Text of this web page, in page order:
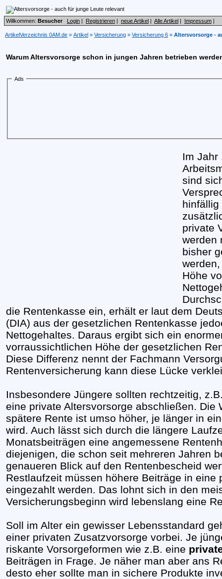
Willkommen: Besucher Login | Registrieren | neue Artikel | Alle Artikel | Impressum |
ArtikelVerzeichnis 0AM.de » Artikel » Versicherung » Versicherung 6 » Altersvorsorge -
Warum Altersvorsorge schon in jungen Jahren betrieben
Ads
Im Jahr
sind
hinfällig
private
werden
bisher
Höhe
die Rentenkasse ein, erhält er laut dem
(DIA) aus der gesetzlichen Rentenkasse
Nettogehaltes. Daraus ergibt sich ein
vorraussichtlichen Höhe der gesetzlichen
Diese Differenz nennt der Fachmann
Rentenversicherung kann diese Lücke
Insbesondere Jüngere sollten rechtzeitig,
eine private Altersvorsorge abschließen. Die
spätere Rente ist umso höher, je länger in
wird. Auch lässt sich durch die längere
Monatsbeiträgen eine angemessene
diejenigen, die schon seit mehreren Jahren
genaueren Blick auf den Rentenbescheid
Restlaufzeit müssen höhere Beiträge in eine
eingezahlt werden. Das lohnt sich in den
Versicherungsbeginn wird lebenslang eine
Soll im Alter ein gewisser Lebensstandard
einer privaten Zusatzvorsorge vorbei. Je
riskante Vorsorgeformen wie z.B. eine
Beiträgen in Frage. Je näher man aber ans
desto eher sollte man in sichere Produkte